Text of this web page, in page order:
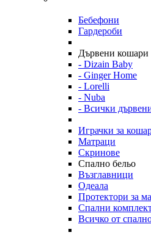
Бебефони
Гардероби
Дървени кошари
- Dizain Baby
- Ginger Home
- Lorelli
- Nuba
- Всички
Играчки за
Матраци
Скринове
Спално бельо
Възглавници
Одеала
Протектори за
Спални
Всичко от